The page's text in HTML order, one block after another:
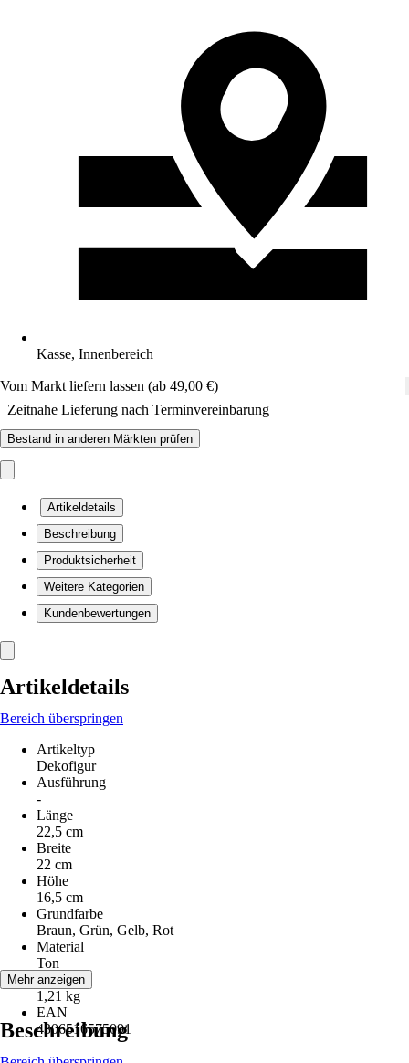
Kasse, Innenbereich
Vom Markt liefern lassen (ab 49,00 €)
Zeitnahe Lieferung nach Terminvereinbarung
Bestand in anderen Märkten prüfen
Artikeldetails
Beschreibung
Produktsicherheit
Weitere Kategorien
Kundenbewertungen
Artikeldetails
Bereich überspringen
Artikeltyp
Dekofigur
Ausführung
-
Länge
22,5 cm
Breite
22 cm
Höhe
16,5 cm
Grundfarbe
Braun, Grün, Gelb, Rot
Material
Ton
Gewicht
1,21 kg
EAN
4306516575091
Mehr anzeigen
Beschreibung